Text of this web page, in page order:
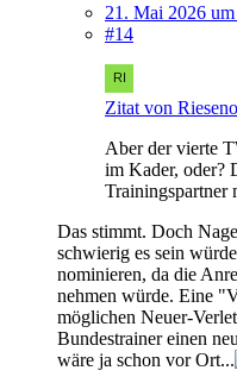
21. Mai 2026 um
#14
Zitat von
Aber der vierte
im Kader, oder?
Das stimmt. Doch
schwierig es sein
nominieren, da die
nehmen würde. Eine
möglichen Neuer-
Bundestrainer einen
wäre ja schon vor Ort...